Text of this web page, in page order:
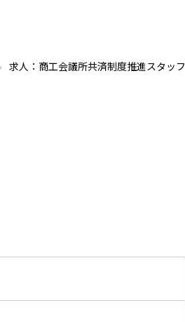
求人：商工会議所共済制度推進スタッフ